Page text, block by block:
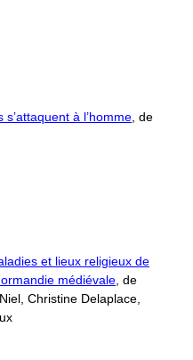
à l’homme, de
et lieux religieux de
médiévale, de
Christine Delaplace,